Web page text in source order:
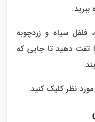
ببرید.
سیاه و زردچوبه
تفت دهید تا جایی که
نظر کلیک کنید.